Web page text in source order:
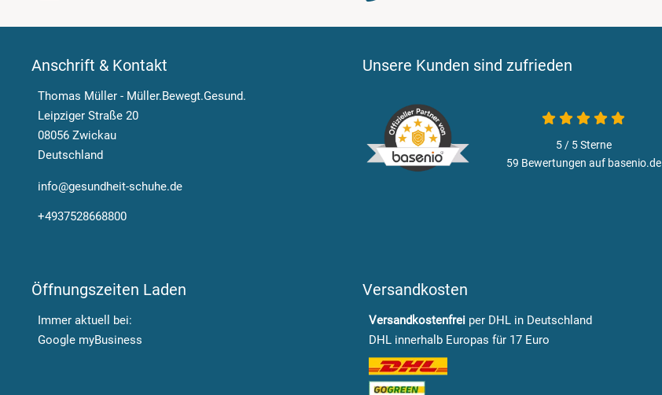
Anschrift & Kontakt
Thomas Müller - Müller.Bewegt.Gesund.
Leipziger Straße 20
08056 Zwickau
Deutschland
info@gesundheit-schuhe.de
+4937528668800
Unsere Kunden sind zufrieden
5 / 5Sterne
59 Bewertungen auf basenio.de
Öffnungszeiten Laden
Immer aktuell bei:
Google myBusiness
Versandkosten
Versandkostenfrei per DHL in Deutschland
DHL innerhalb Europas für 17 Euro